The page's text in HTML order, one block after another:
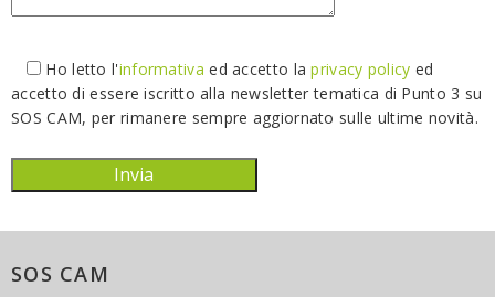
Ho letto l'informativa ed accetto laprivacy policy ed
accetto di essere iscritto alla newsletter tematica di Punto 3 su
SOS CAM, per rimanere sempre aggiornato sulle ultime novità.
SOS CAM